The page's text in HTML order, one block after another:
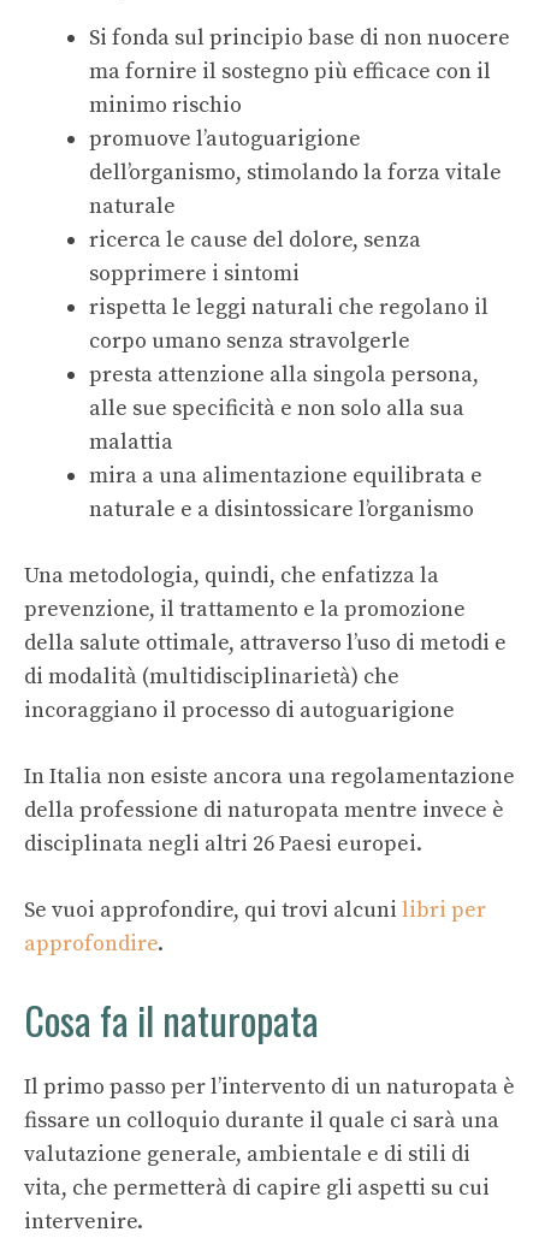
Si fonda sul principio base di non nuocere
ma fornire il sostegno più efficace con il
minimo rischio
promuove l’autoguarigione
dell’organismo, stimolando la forza vitale
naturale
ricerca le cause del dolore, senza
sopprimere i sintomi
rispetta le leggi naturali che regolano il
corpo umano senza stravolgerle
presta attenzione alla singola persona,
alle sue specificità e non solo alla sua
malattia
mira a una alimentazione equilibrata e
naturale e a disintossicare l’organismo
Una metodologia, quindi, che enfatizza la
prevenzione, il trattamento e la promozione
della salute ottimale, attraverso l’uso di metodi e
di modalità (multidisciplinarietà) che
incoraggiano il processo di autoguarigione
In Italia non esiste ancora una regolamentazione
della professione di naturopata mentre invece è
disciplinata negli altri 26 Paesi europei.
Se vuoi approfondire, qui trovi alcuni libri per
approfondire.
Cosa fa il naturopata
Il primo passo per l’intervento di un naturopata è
fissare un colloquio durante il quale ci sarà una
valutazione generale, ambientale e di stili di
vita, che permetterà di capire gli aspetti su cui
intervenire.